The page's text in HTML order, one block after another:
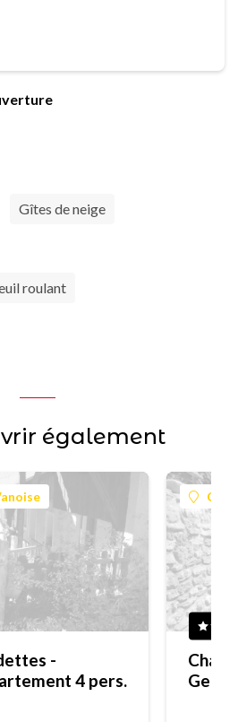
Gîtes de neige
roulant
également
-
4 pers.